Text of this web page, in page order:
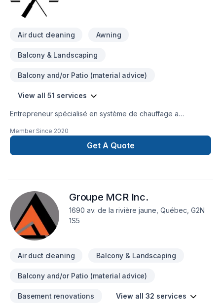
Air duct cleaning Awning
Balcony & Landscaping
Balcony and/or Patio (material advice)
View all 51 services
Entrepreneur spécialisé en système de chauffage a
d'expérience en rénovations. Nous effectuons le ramonage
et l'inspection de vos systemes que ce soit pour les
assurances, la vente ou l'achat d'une nouvelle propriété. Des
Member Since 2020
Get A Quote
Groupe MCR Inc.
1690 av. de la rivière jaune, Québec, G2N
1S5
Air duct cleaning Balcony & Landscaping
Balcony and/or Patio (material advice)
Basement renovations View all 32 services